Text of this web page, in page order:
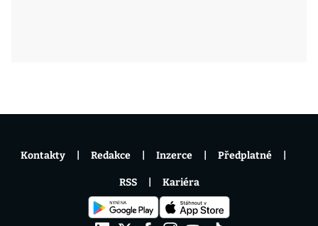
Kontakty Redakce Inzerce Předplatné
RSS Kariéra